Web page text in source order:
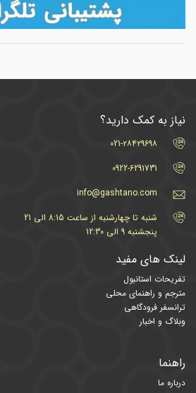
نیاز به کمک دارید؟
021-۲۸۴۲۹۶۹۸
0922-6291731
info@gashtano.com
شنبه تا چهارشنبه از ساعت 8:15 الی 21
پنجشنبه 9 الی 12:30
لینک های مفید
تفریحات استانبول
مترجم و راهنمای محلی
ترانسفر فرودگاهی
وبلاگ و اخبار
راهنما
درباره ما